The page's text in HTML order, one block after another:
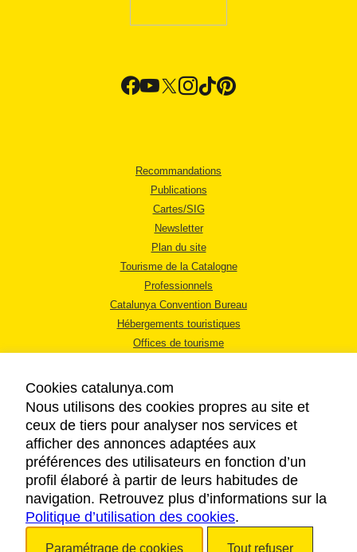
Recommandations
Publications
Cartes/SIG
Newsletter
Plan du site
Tourisme de la Catalogne
Professionnels
Catalunya Convention Bureau
Hébergements touristiques
Offices de tourisme
MENTIONS LÉGALES
RÈGLES DE CONFIDENTIALITÉ
COOKIES
ACCESSIBILITÉ
Cookies catalunya.com
Nous utilisons des cookies propres au site et
ceux de tiers pour analyser nos services et
afficher des annonces adaptées aux
préférences des utilisateurs en fonction d’un
profil élaboré à partir de leurs habitudes de
navigation. Retrouvez plus d’informations sur la
Politique d’utilisation des cookies.
Paramétrage de cookies Tout refuser